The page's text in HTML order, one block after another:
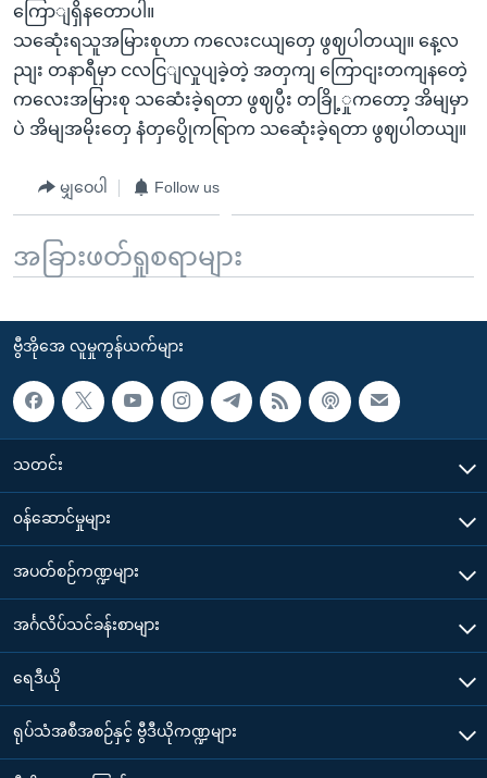
ကြောျရှိနတောပါ။
သဆေုံးရသူအမြားစုဟာ ကလေးငယျတှေ ဖွဈပါတယျ။ နေ့လ
ညျး တနာရီမှာ ငလငြျလှုပျခဲ့တဲ့ အတှကျ ကြောငျးတကျနတေဲ့
ကလေးအမြားစု သဆေံးခဲ့ရတာ ဖွဈပွီး တခြို့ှုကတော့ အိမျမှာ
ပဲ အိမျအမိုးတှေ နံတှပွေိုကရြာက သဆေုံးခဲ့ရတာ ဖွဈပါတယျ။
မျှဝေပါ Follow us
အခြားဖတ်ရှုစရာများ
ဗွီအိုအေ လူမှုကွန်ယက်များ
သတင်း
၀န်ဆောင်မှုများ
အပတ်စဉ်ကဏ္ဍများ
အင်္ဂလိပ်သင်ခန်းစာများ
ရေဒီယို
ရုပ်သံအစီအစဉ်နှင့် ဗွီဒီယိုကဏ္ဍများ